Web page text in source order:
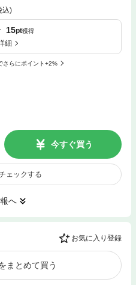
込)
15pt獲得
細
さらにポイント+2%
今すぐ買う
ェックする
へ
お気に入り登録
まとめて買う